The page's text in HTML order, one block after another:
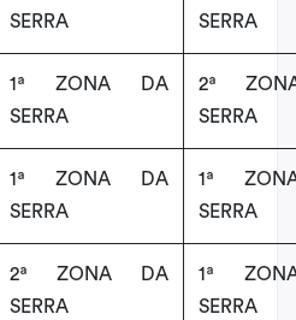
SERRA
SERRA
1ª ZONA DA
SERRA
2ª
SERRA
1ª ZONA DA
SERRA
1ª
SERRA
2ª ZONA DA
SERRA
1ª
SERRA